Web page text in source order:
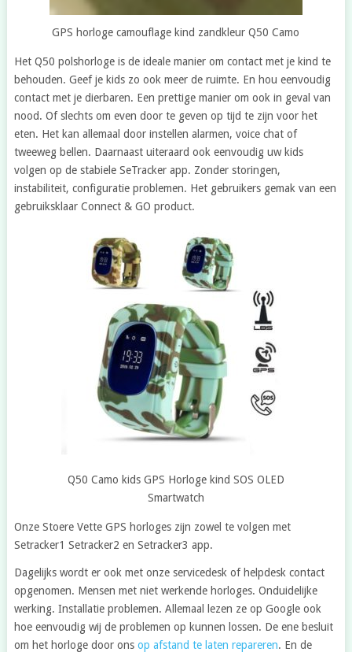
GPS horloge camouflage kind zandkleur Q50 Camo
Het Q50 polshorloge is de ideale manier om contact met je kind te
behouden. Geef je kids zo ook meer de ruimte. En hou eenvoudig
contact met je dierbaren. Een prettige manier om ook in geval van
nood. Of slechts om even door te geven op tijd te zijn voor het
eten. Het kan allemaal door instellen alarmen, voice chat of
tweeweg bellen. Daarnaast uiteraard ook eenvoudig uw kids
volgen op de stabiele SeTracker app. Zonder storingen,
instabiliteit, configuratie problemen. Het gebruikers gemak van een
gebruiksklaar Connect & GO product.
Q50 Camo kids GPS Horloge kind SOS OLED
Smartwatch
Onze Stoere Vette GPS horloges zijn zowel te volgen met
Setracker1 Setracker2 en Setracker3 app.
Dagelijks wordt er ook met onze servicedesk of helpdesk contact
opgenomen. Mensen met niet werkende horloges. Onduidelijke
werking. Installatie problemen. Allemaal lezen ze op Google ook
hoe eenvoudig wij de problemen op kunnen lossen. De ene besluit
om het horloge door ons op afstand te laten repareren. En de